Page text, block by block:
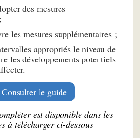
des mesures
les mesures supplémentaires ;
appropriés le niveau de
les développements potentiels
Consulter le guide
est disponible dans les
à télécharger ci-dessous